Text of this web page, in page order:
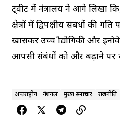
ट्वीट में मंत्रालय ने आगे लिखा
क्षेत्रों में द्विपक्षीय संबंधों की
खासकर उच्च प्रौद्योगिकी और
आपसी संबंधों को और बढ़ाने पर
अन्तर्राष्ट्रीय नेशनल मुख्य समाचार राजनीति